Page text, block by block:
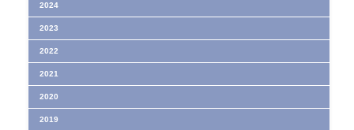
2024
2023
2022
2021
2020
2019